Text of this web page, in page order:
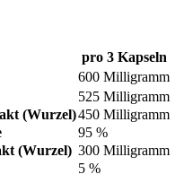
pro 3 Kapseln
600 Milligramm
525 Milligramm
(Wurzel)450 Milligramm
95 %
(Wurzel) 300 Milligramm
5 %